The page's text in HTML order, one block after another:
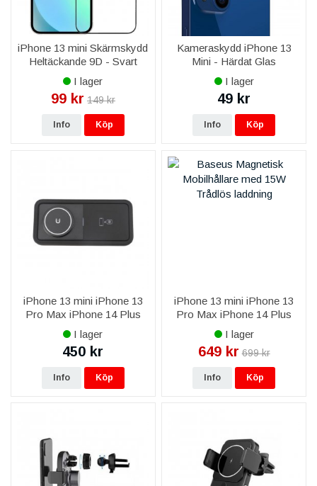
iPhone 13 mini Skärmskydd
Heltäckande 9D - Svart
I lager
99 kr 149 kr
Info Köp
Kameraskydd iPhone 13
Mini - Härdat Glas
I lager
49 kr
Info Köp
iPhone 13 mini iPhone 13
Pro Max iPhone 14 Plus
iPhone 14 Pro Max iPhone
15 Plus iPhone 15 Pro Max
iPhone 16 Plus iPhone 16
Pro
I lager
450 kr
Info Köp
iPhone 13 mini iPhone 13
Pro Max iPhone 14 Plus
iPhone 14 Pro Max iPhone
15 Plus iPhone 15 Pro Max
Baseus Magnetisk
Mobilhållare
I lager
649 kr 699 kr
Info Köp